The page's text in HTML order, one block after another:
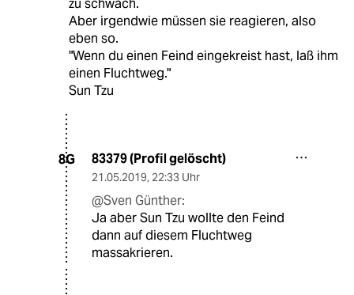
zu schwach.
Aber irgendwie müssen sie reagieren, also
eben so.
"Wenn du einen Feind eingekreist hast, laß ihm
einen Fluchtweg."
Sun Tzu
8G 83379 (Profil gelöscht)
21.05.2019, 22:33 Uhr
@Sven Günther:
Ja aber Sun Tzu wollte den Feind
dann auf diesem Fluchtweg
massakrieren.